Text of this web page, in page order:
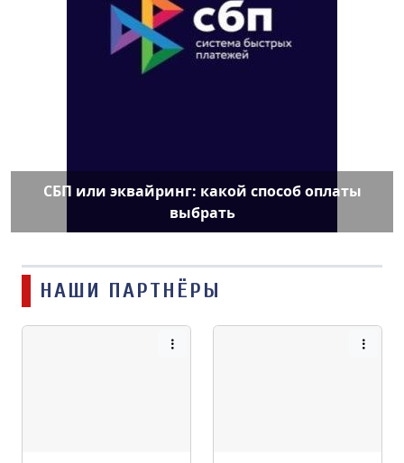
СБП или эквайринг: какой способ оплаты
выбрать
НАШИ ПАРТНЁРЫ